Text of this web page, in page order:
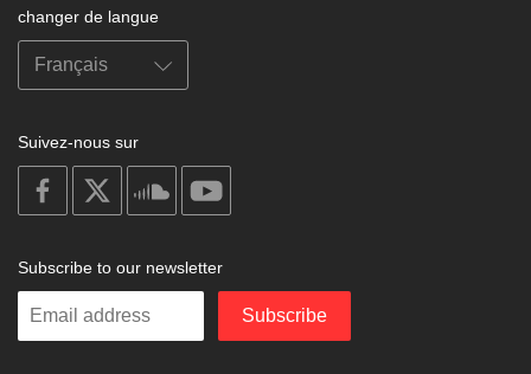
changer de langue
Suivez-nous sur
on
facebook
soundcloud
Subscribe to our newsletter
Enter
Subscribe